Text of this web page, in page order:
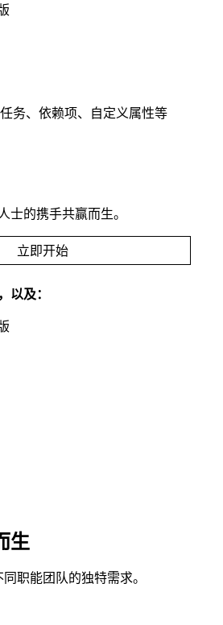
务、依赖项、自定义属性等
士的携手共赢而生。
立即开始
以及：
生
职能团队的独特需求。